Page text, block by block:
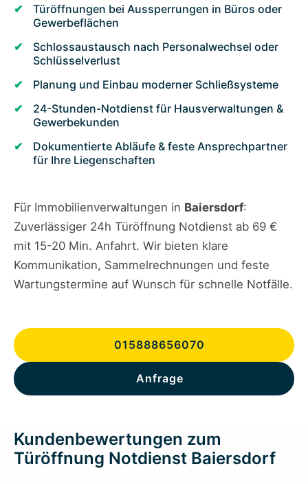
Türöffnungen bei Aussperrungen in Büros oder
Gewerbeflächen
Schlossaustausch nach Personalwechsel oder
Schlüsselverlust
Planung und Einbau moderner Schließsysteme
24-Stunden-Notdienst für Hausverwaltungen &
Gewerbekunden
Dokumentierte Abläufe & feste Ansprechpartner
für Ihre Liegenschaften
Für Immobilienverwaltungen in Baiersdorf:
Zuverlässiger 24h Türöffnung Notdienst ab 69 €
mit 15-20 Min. Anfahrt. Wir bieten klare
Kommunikation, Sammelrechnungen und feste
Wartungstermine auf Wunsch für schnelle Notfälle.
015888656070
Anfrage
Kundenbewertungen zum
Türöffnung Notdienst Baiersdorf